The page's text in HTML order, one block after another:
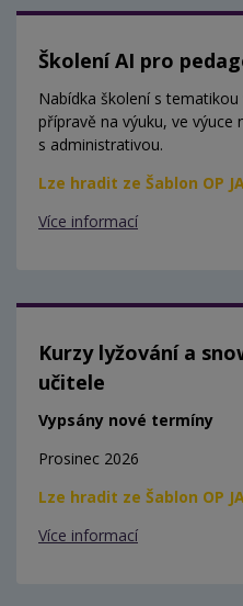
Školení AI pro
Nabídka školení s
přípravě na výuku, ve
s administrativou.
Lze hradit ze Šablon OP
Více informací
Kurzy lyžování a
učitele
Vypsány nové termíny
Prosinec 2026
Lze hradit ze Šablon OP
Více informací